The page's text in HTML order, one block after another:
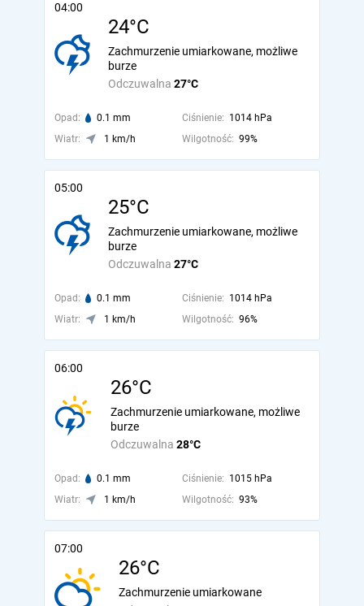
04:00
24°C
Odczuwalna 27°C
Zachmurzenie umiarkowane, możliwe
burze
Opad: 0.1 mm Ciśnienie: 1014 hPa
Wiatr:
1 km/h Wilgotność: 99%
05:00
25°C
Odczuwalna 27°C
Zachmurzenie umiarkowane, możliwe
burze
Opad: 0.1 mm Ciśnienie: 1014 hPa
Wiatr:
1 km/h Wilgotność: 96%
06:00
26°C
Odczuwalna 28°C
Zachmurzenie umiarkowane, możliwe
burze
Opad: 0.1 mm Ciśnienie: 1015 hPa
Wiatr:
1 km/h Wilgotność: 93%
07:00
26°C
Zachmurzenie umiarkowane